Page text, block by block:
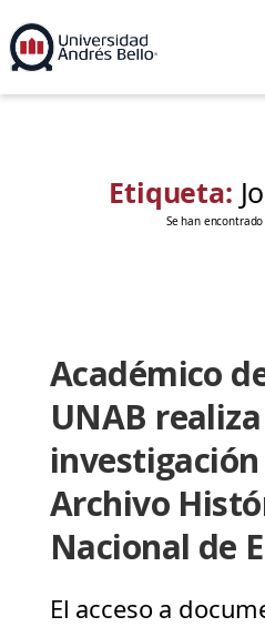
Etiqueta:
Se han
Académico
UNAB
investigación
Archivo
Nacional de
El acceso a